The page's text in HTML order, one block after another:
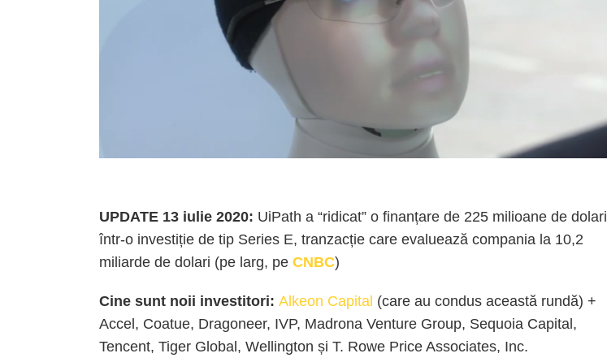
UPDATE 13 iulie 2020: UiPath a “ridicat” o finanțare de 225 milioane de dolari
într-o investiție de tip Series E, tranzacție care evaluează compania la 10,2
miliarde de dolari (pe larg, pe CNBC)
Cine sunt noii investitori: Alkeon Capital (care au condus această rundă) +
Accel, Coatue, Dragoneer, IVP, Madrona Venture Group, Sequoia Capital,
Tencent, Tiger Global, Wellington și T. Rowe Price Associates, Inc.